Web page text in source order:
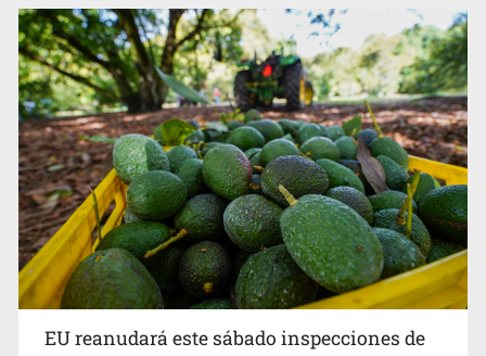
EU reanudará este sábado inspecciones de